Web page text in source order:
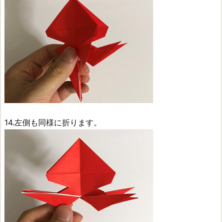
14.左側も同様に折ります。